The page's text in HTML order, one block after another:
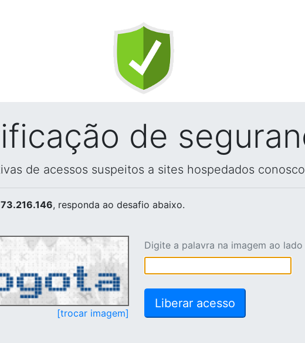
de
de acessos suspeitos a sites hospedados
, responda ao desafio abaixo.
[trocar imagem]
Digite a palavra na imagem ao